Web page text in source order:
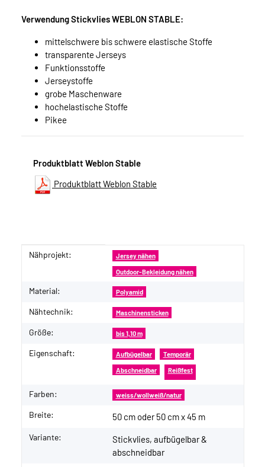
Verwendung Stickvlies WEBLON STABLE:
mittelschwere bis schwere elastische Stoffe
transparente Jerseys
Funktionsstoffe
Jerseystoffe
grobe Maschenware
hochelastische Stoffe
Pikee
Produktblatt Weblon Stable
Produktblatt Weblon Stable
Produkteigenschaft
Wert
Nähprojekt: Jersey nähen
Outdoor-Bekleidung nähen
Material: Polyamid
Nähtechnik: Maschinensticken
Größe: bis 1,10 m
Eigenschaft: Aufbügelbar Temporär
Abschneidbar Reißfest
Farben: weiss/wollweiß/natur
Breite: 50 cm oder 50 cm x 45 m
Variante:
Stickvlies, aufbügelbar &
abschneidbar